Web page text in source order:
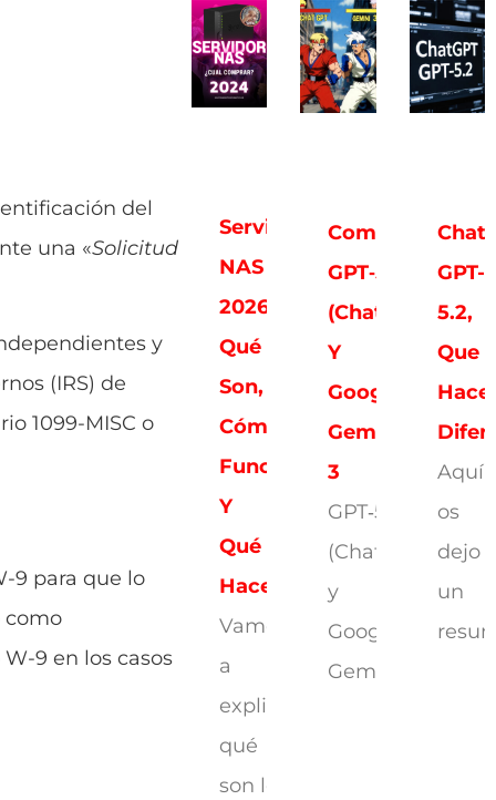
del
una «Solicitud
y
(IRS) de
1099-MISC o
9 para que lo
como
9 en los casos
Servidores
NAS
2026:
Qué
Son,
Cómo
Funcionan
Y
Qué
Hacen
Vamos
a
explicarte
qué
son los
Comparativa:
GPT‑5.2
(ChatGPT)
Y
Google
Gemini
3
GPT‑5.2
(ChatGPT)
y
Google
Gemini
GPT-
5.2,
Que
Hace
Aquí
os
dejo
un